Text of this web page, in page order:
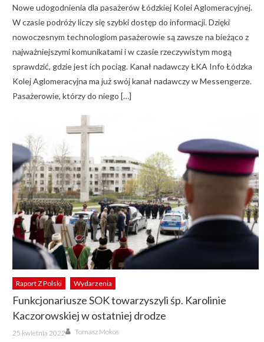
Nowe udogodnienia dla pasażerów Łódzkiej Kolei Aglomeracyjnej.
W czasie podróży liczy się szybki dostęp do informacji. Dzięki
nowoczesnym technologiom pasażerowie są zawsze na bieżąco z
najważniejszymi komunikatami i w czasie rzeczywistym mogą
sprawdzić, gdzie jest ich pociąg. Kanał nadawczy ŁKA Info Łódzka
Kolej Aglomeracyjna ma już swój kanał nadawczy w Messengerze.
Pasażerowie, którzy do niego […]
Raport Z Polski Wydarzenia
Funkcjonariusze SOK towarzyszyli śp. Karolinie
Kaczorowskiej w ostatniej drodze
Posted
on
25 kwietnia 2022 Author
Tomasz Mokos